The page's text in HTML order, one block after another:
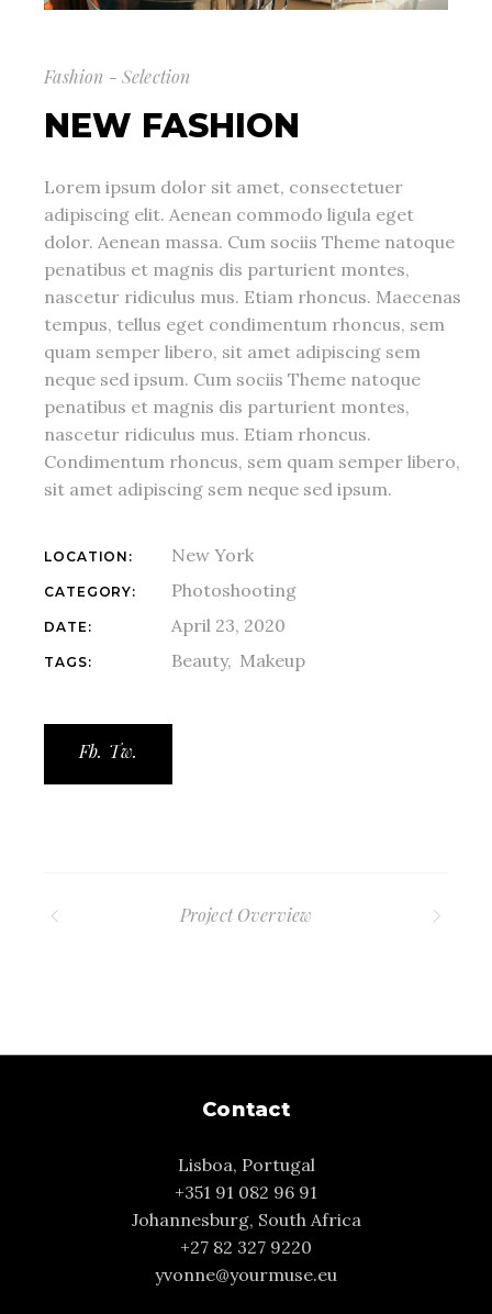
Fashion - Selection
NEW FASHION
Lorem ipsum dolor sit amet, consectetuer
adipiscing elit. Aenean commodo ligula eget
dolor. Aenean massa. Cum sociis Theme natoque
penatibus et magnis dis parturient montes,
nascetur ridiculus mus. Etiam rhoncus. Maecenas
tempus, tellus eget condimentum rhoncus, sem
quam semper libero, sit amet adipiscing sem
neque sed ipsum. Cum sociis Theme natoque
penatibus et magnis dis parturient montes,
nascetur ridiculus mus. Etiam rhoncus.
Condimentum rhoncus, sem quam semper libero,
sit amet adipiscing sem neque sed ipsum.
LOCATION: New York
CATEGORY: Photoshooting
DATE: April 23, 2020
TAGS: Beauty Makeup
Fb. Tw.
Project Overview
Contact
Lisboa, Portugal
+351 91 082 96 91
Johannesburg, South Africa
+27 82 327 9220
yvonne@yourmuse.eu